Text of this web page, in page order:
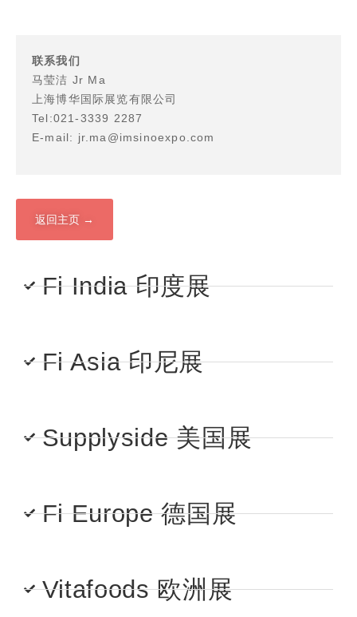
联系我们
马莹洁 Jr Ma
上海博华国际展览有限公司
Tel:021-3339 2287
E-mail: jr.ma@imsinoexpo.com
返回主页 →
Fi India 印度展
Fi Asia 印尼展
Supplyside 美国展
Fi Europe 德国展
Vitafoods 欧洲展